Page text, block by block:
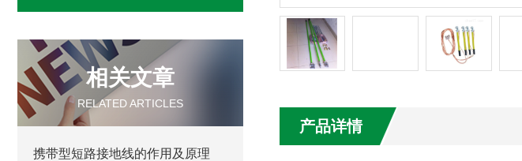
相关文章
RELATED ARTICLES
携带型短路接地线的作用及原理
产品详情